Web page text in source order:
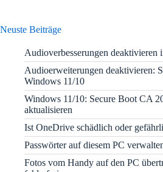
Neuste Beiträge
Audioverbesserungen deaktivieren
Audioerweiterungen deaktivieren:
Windows 11/10
Windows 11/10: Secure Boot CA
aktualisieren
Ist OneDrive schädlich oder
Passwörter auf diesem PC
Fotos vom Handy auf den PC